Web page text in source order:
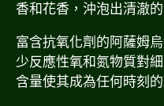
香和花香，沖泡出清澈的
富含抗氧化劑的阿薩姆
少反應性氧和氮物質對
含量使其成為任何時刻的